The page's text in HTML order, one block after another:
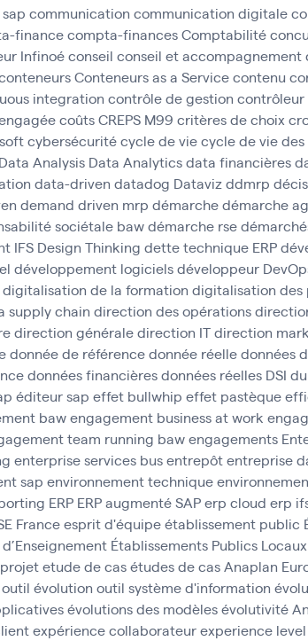
communication communication digitale
financecompta-financesComptabilité
Infinoéconseil conseil et accompagnement
Conteneurs as a Servicecontenu
integration contrôle de gestion contrôleur
coûtsCREPS M99 critères de choix
cybersécuritécycle de viecycle de vie
Data Analysis Data Analyticsdata financières
data-driven datadog Datavizddmrp
demand driven mrp démarchedémarche
sociétale bawdémarche rse
IFS Design Thinking dette technique ERP
développement logicielsdéveloppeur
digitalisation de la formation digitalisation des
supply chain direction des opérations
direction généraledirection ITdirection
donnée de référencedonnée réelledonnées
données financièresdonnées réelles DSI
éditeur sap effet bullwhip effet pastèque
bawengagement business at work
team running bawengagements
enterprise services busentrepôtentreprise
sap environnement technique
ERP ERP augmenté SAPerp cloud erp
Franceesprit d'équipeétablissement public
Établissements Publics
etude de casétudes de cas Anaplan
évolution outil système d'information
évolutions des modèlesévolutivité
expérience collaborateurexperience